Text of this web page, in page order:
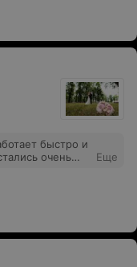
все-таки
процессом!
получив -
взглянуть
новые грани
быстро и
очень
Еще